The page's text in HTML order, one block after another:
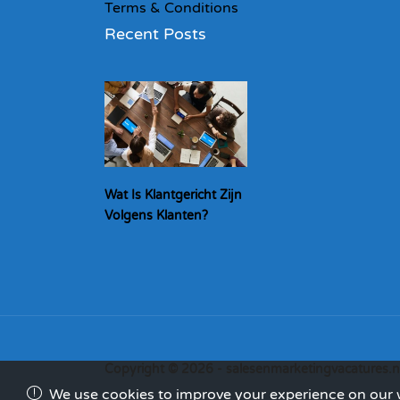
Terms & Conditions
Recent Posts
Wat Is Klantgericht Zijn
Volgens Klanten?
We use cookies to improve your experience on